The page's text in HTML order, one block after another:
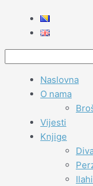
Naslovna
O nama
Vijesti
Knjige